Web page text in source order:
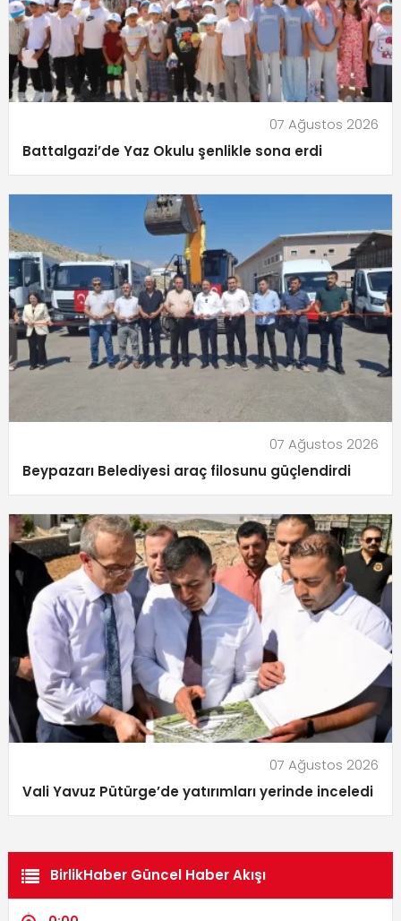
07 Ağustos 2026
Battalgazi’de Yaz Okulu şenlikle sona erdi
07 Ağustos 2026
Beypazarı Belediyesi araç filosunu güçlendirdi
07 Ağustos 2026
Vali Yavuz Pütürge’de yatırımları yerinde inceledi
BirlikHaber Güncel Haber Akışı